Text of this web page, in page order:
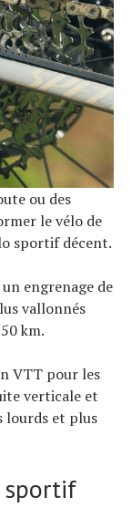
ou des
le vélo de
sportif décent.
engrenage de
vallonnés
km.
VTT pour les
verticale et
lourds et plus
sportif